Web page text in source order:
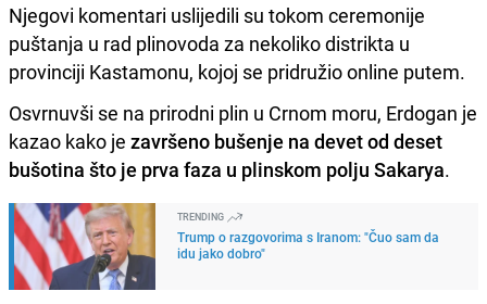
Njegovi komentari uslijedili su tokom ceremonije
puštanja u rad plinovoda za nekoliko distrikta u
provinciji Kastamonu, kojoj se pridružio online putem.
Osvrnuvši se na prirodni plin u Crnom moru, Erdogan je
kazao kako je završeno bušenje na devet od deset
bušotina što je prva faza u plinskom polju Sakarya.
TRENDING
Trump o razgovorima s Iranom: "Čuo sam da
idu jako dobro"